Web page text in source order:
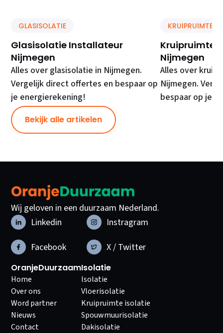
GLASISOLATIE
Glasisolatie Installateur
Nijmegen
Alles over glasisolatie in Nijmegen.
Vergelijk direct offertes en bespaar op
je energierekening!
KRUIPRUIMTE
Kruipruimte
Nijmegen
Alles over
Nijmegen.
bespaar op je
Bekijk alle artikelen
Wij geloven in een duurzaam Nederland.
Linkedin
Instragram
Facebook
X / Twitter
OranjeDuurzaam
Home
Over ons
Word partner
Nieuws
Contact
Isolatie
Isolatie
Vloerisolatie
Kruipruimte isolatie
Spouwmuurisolatie
Dakisolatie